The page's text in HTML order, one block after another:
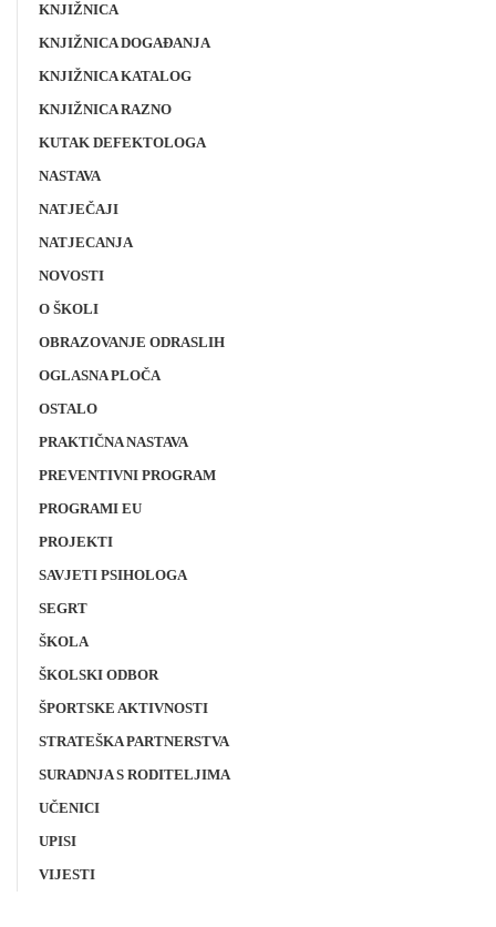
KNJIŽNICA
KNJIŽNICA DOGAĐANJA
KNJIŽNICA KATALOG
KNJIŽNICA RAZNO
KUTAK DEFEKTOLOGA
NASTAVA
NATJEČAJI
NATJECANJA
NOVOSTI
O ŠKOLI
OBRAZOVANJE ODRASLIH
OGLASNA PLOČA
OSTALO
PRAKTIČNA NASTAVA
PREVENTIVNI PROGRAM
PROGRAMI EU
PROJEKTI
SAVJETI PSIHOLOGA
SEGRT
ŠKOLA
ŠKOLSKI ODBOR
ŠPORTSKE AKTIVNOSTI
STRATEŠKA PARTNERSTVA
SURADNJA S RODITELJIMA
UČENICI
UPISI
VIJESTI